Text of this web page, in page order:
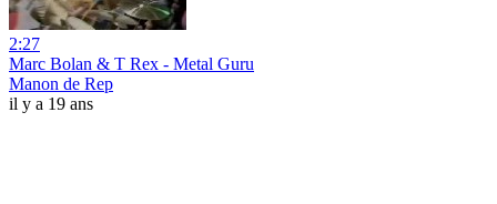
2:27
Marc Bolan & T Rex - Metal Guru
Manon de Rep
il y a 19 ans